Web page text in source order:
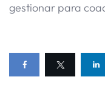
gestionar para